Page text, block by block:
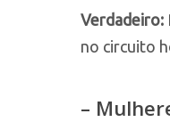
Verdadeiro:
no circuito
–